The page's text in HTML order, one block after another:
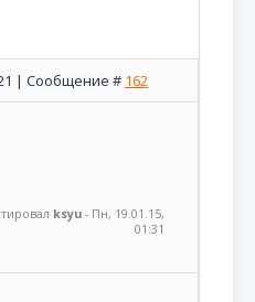
| Сообщение # 162
ksyu - Пн, 19.01.15,
01:31